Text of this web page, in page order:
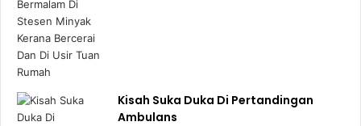
Kisah Suka Duka Di Pertandingan
Ambulans